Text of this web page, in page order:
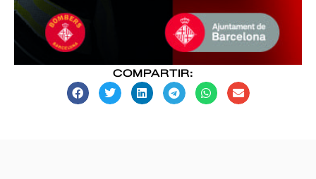
COMPARTIR: